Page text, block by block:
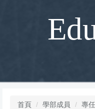
首頁 學部成員 專